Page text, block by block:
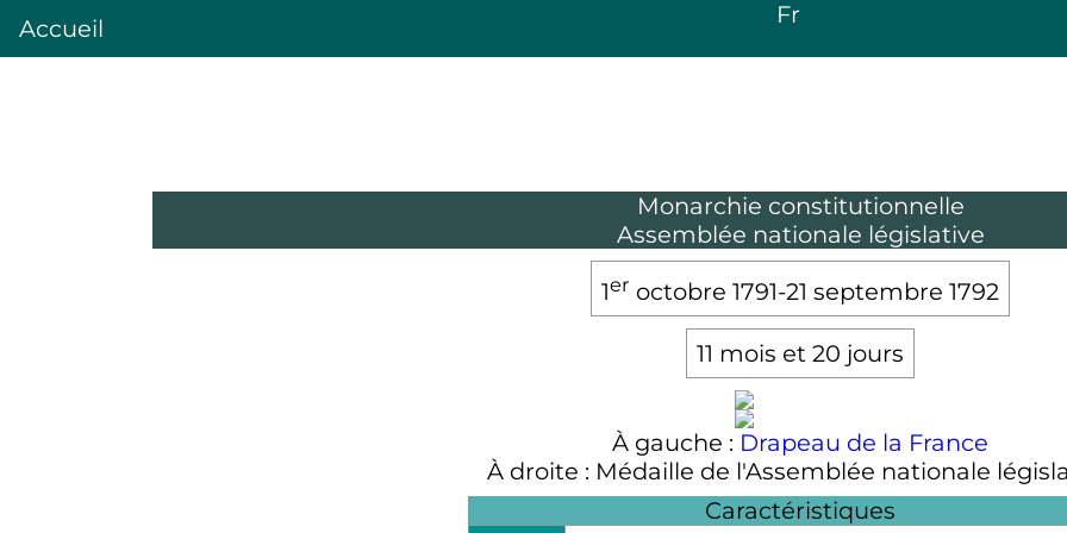
Accueil Fr
Monarchie constitutionnelle
Assemblée nationale législative
1er octobre 1791-21 septembre 1792
11 mois et 20 jours
À gauche : Drapeau de la France
À droite : Médaille de l'Assemblée nationale
Caractéristiques